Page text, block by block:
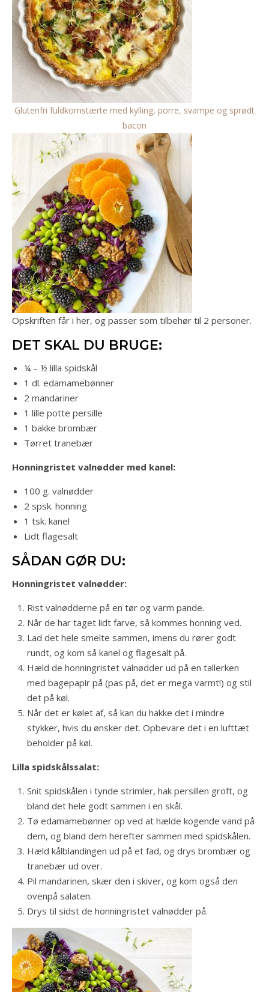
Glutenfri fuldkornstærte med kylling, porre, svampe og sprødt
bacon
Opskriften får i her, og passer som tilbehør til 2 personer.
DET SKAL DU BRUGE:
¼ – ½ lilla spidskål
1 dl. edamamebønner
2 mandariner
1 lille potte persille
1 bakke brombær
Tørret tranebær
Honningristet valnødder med kanel:
100 g. valnødder
2 spsk. honning
1 tsk. kanel
Lidt flagesalt
SÅDAN GØR DU:
Honningristet valnødder:
Rist valnødderne på en tør og varm pande.
Når de har taget lidt farve, så kommes honning ved.
Lad det hele smelte sammen, imens du rører godt
rundt, og kom så kanel og flagesalt på.
Hæld de honningristet valnødder ud på en tallerken
med bagepapir på (pas på, det er mega varmt!) og stil
det på køl.
Når det er kølet af, så kan du hakke det i mindre
stykker, hvis du ønsker det. Opbevare det i en lufttæt
beholder på køl.
Lilla spidskålssalat:
Snit spidskålen i tynde strimler, hak persillen groft, og
bland det hele godt sammen i en skål.
Tø edamamebønner op ved at hælde kogende vand på
dem, og bland dem herefter sammen med spidskålen.
Hæld kålblandingen ud på et fad, og drys brombær og
tranebær ud over.
Pil mandarinen, skær den i skiver, og kom også den
ovenpå salaten.
Drys til sidst de honningristet valnødder på.